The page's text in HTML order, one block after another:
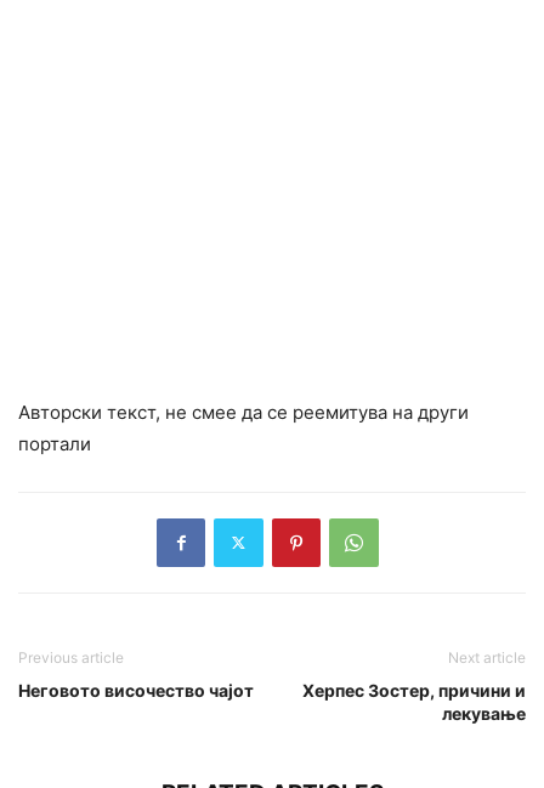
Авторски текст, не смее да се реемитува на други
портали
Previous article
Неговото височество чајот
Next article
Херпес Зостер, причини и
лекување